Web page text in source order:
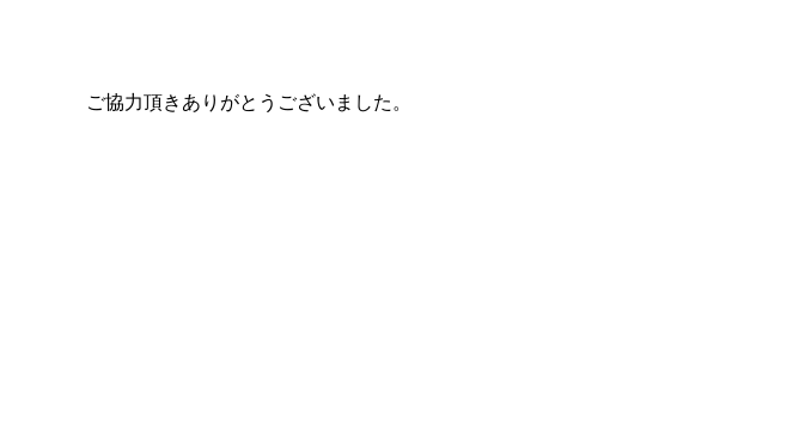
ご協力頂きありがとうございました。